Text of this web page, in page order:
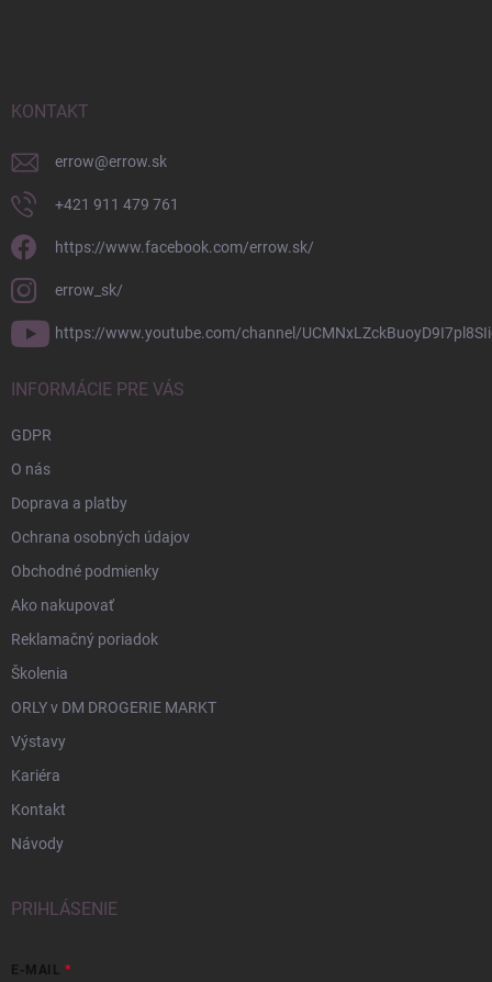
KONTAKT
errow@errow.sk
+421 911 479 761
https://www.facebook.com/errow.sk/
errow_sk/
https://www.youtube.com/channel/
INFORMÁCIE PRE VÁS
GDPR
O nás
Doprava a platby
Ochrana osobných údajov
Obchodné podmienky
Ako nakupovať
Reklamačný poriadok
Školenia
ORLY v DM DROGERIE MARKT
Výstavy
Kariéra
Kontakt
Návody
PRIHLÁSENIE
E-MAIL